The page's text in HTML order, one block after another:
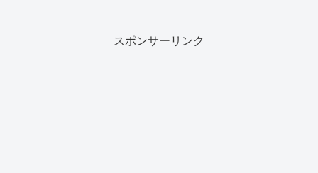
スポンサーリンク